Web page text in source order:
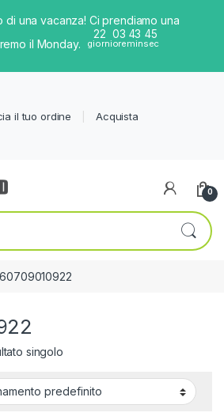
di una vacanza! Ci prendiamo una
il Monday.
22
giorni
03
ore
43
min
45
sec
il tuo ordine Acquista
0
singolo